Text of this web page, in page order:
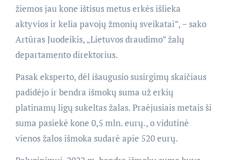
žiemos jau kone ištisus metus erkės išlieka
aktyvios ir kelia pavojų žmonių sveikatai”, − sako
Artūras Juodeikis, „Lietuvos draudimo” žalų
departamento direktorius.
Pasak eksperto, dėl išaugusio susirgimų skaičiaus
padidėjo ir bendra išmokų suma už erkių
platinamų ligų sukeltas žalas. Praėjusiais metais ši
suma pasiekė kone 0,5 mln. eurų., o vidutinė
vienos žalos išmoka sudarė apie 520 eurų.